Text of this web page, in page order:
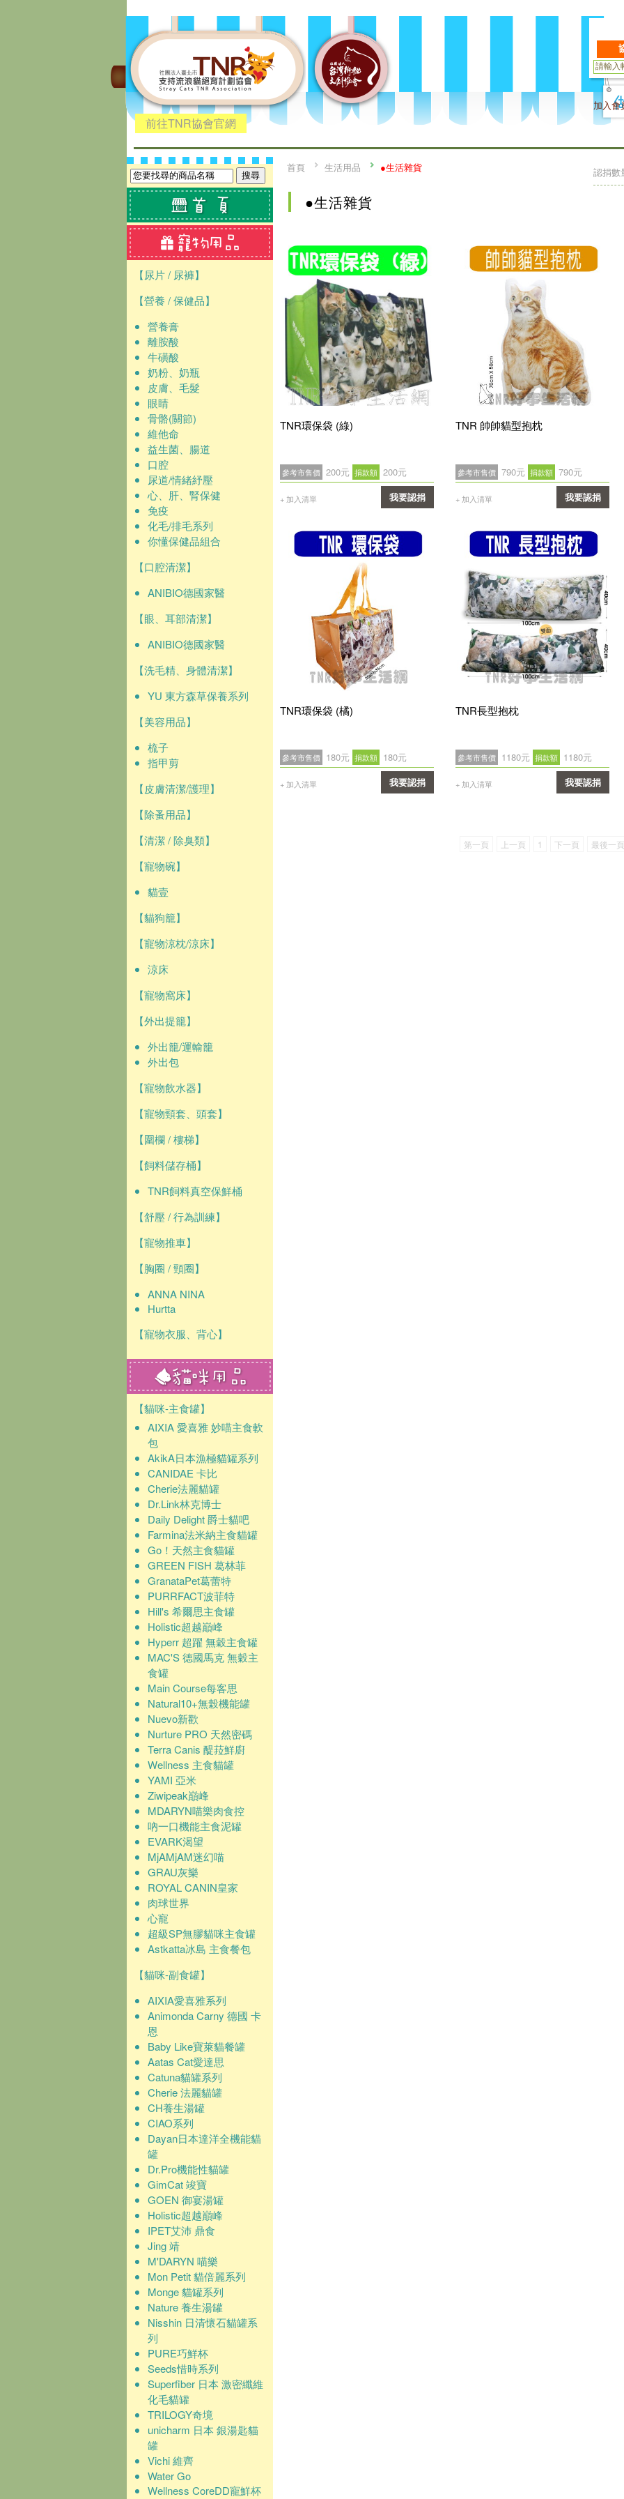
前往TNR協會官網
加入會
【尿片 / 尿褲】
【營養 / 保健品】
營養膏
離胺酸
牛磺酸
奶粉、奶瓶
皮膚、毛髮
眼睛
骨骼(關節)
維他命
益生菌、腸道
口腔
尿道/情緒紓壓
心、肝、腎保健
免疫
化毛/排毛系列
你懂保健品組合
【口腔清潔】
ANIBIO德國家醫
【眼、耳部清潔】
ANIBIO德國家醫
【洗毛精、身體清潔】
YU 東方森草保養系列
【美容用品】
梳子
指甲剪
【皮膚清潔/護理】
【除蚤用品】
【清潔 / 除臭類】
【寵物碗】
貓壹
【貓狗籠】
【寵物涼枕/涼床】
涼床
【寵物窩床】
【外出提籠】
外出籠/運輸籠
外出包
【寵物飲水器】
【寵物頸套、頭套】
【圍欄 / 樓梯】
【飼料儲存桶】
TNR飼料真空保鮮桶
【舒壓 / 行為訓練】
【寵物推車】
【胸圈 / 頸圈】
ANNA NINA
Hurtta
【寵物衣服、背心】
【貓咪-主食罐】
AIXIA 愛喜雅 妙喵主食軟
包
AkikA日本漁極貓罐系列
CANIDAE 卡比
Cherie法麗貓罐
Dr.Link林克博士
Daily Delight 爵士貓吧
Farmina法米納主食貓罐
Go！天然主食貓罐
GREEN FISH 葛林菲
GranataPet葛蕾特
PURRFACT波菲特
Hill's 希爾思主食罐
Holistic超越巔峰
Hyperr 超躍 無穀主食罐
MAC'S 德國馬克 無穀主
食罐
Main Course每客思
Natural10+無榖機能罐
Nuevo新歡
Nurture PRO 天然密碼
Terra Canis 醍菈鮮廚
Wellness 主食貓罐
YAMI 亞米
Ziwipeak巔峰
MDARYN喵樂肉食控
吶一口機能主食泥罐
EVARK渴望
MjAMjAM迷幻喵
GRAU灰樂
ROYAL CANIN皇家
肉球世界
心寵
超級SP無膠貓咪主食罐
Astkatta冰島 主食餐包
【貓咪-副食罐】
AIXIA愛喜雅系列
Animonda Carny 德國 卡
恩
Baby Like寶萊貓餐罐
Aatas Cat愛達思
Catuna貓罐系列
Cherie 法麗貓罐
CH養生湯罐
CIAO系列
Dayan日本達洋全機能貓
罐
Dr.Pro機能性貓罐
GimCat 竣寶
GOEN 御宴湯罐
Holistic超越巔峰
IPET艾沛 鼎食
Jing 靖
M'DARYN 喵樂
Mon Petit 貓倍麗系列
Monge 貓罐系列
Nature 養生湯罐
Nisshin 日清懷石貓罐系
列
PURE巧鮮杯
Seeds惜時系列
Superfiber 日本 激密纖維
化毛貓罐
TRILOGY奇境
unicharm 日本 銀湯匙貓
罐
Vichi 維齊
Water Go
Wellness CoreDD寵鮮杯
認捐數
首頁 生活用品 ●生活雜貨
●生活雜貨
TNR環保袋 (綠)
參考市售價 200元 捐款額 200元
+ 加入清單 我要認捐
TNR 帥帥貓型抱枕
參考市售價 790元 捐款額 790元
+ 加入清單 我要認捐
TNR環保袋 (橘)
參考市售價 180元 捐款額 180元
+ 加入清單 我要認捐
TNR長型抱枕
參考市售價 1180元 捐款額 1180元
+ 加入清單 我要認捐
第一頁 上一頁 1 下一頁 最後一頁